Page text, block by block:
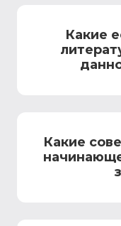
Какие
Какие